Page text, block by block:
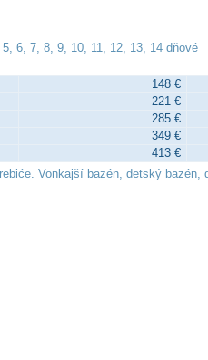
6, 7, 8, 9, 10, 11, 12, 13, 14 dňové
148 €
221 €
285 €
349 €
413 €
Vonkajší bazén, detský